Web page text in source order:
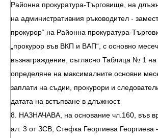
Районна прокуратура-Търговище, на
на административния ръководител -
прокурор“ на Районна прокуратура-
„прокурор във ВКП и ВАП“, с основно
възнаграждение, съгласно Таблица № 1
определяне на максималните основни
заплати на съдии, прокурори и
датата на встъпване в длъжност.
8. НАЗНАЧАВА, на основание чл.160, във
ал. 3 от ЗСВ, Стефка Георгиева Георгиева